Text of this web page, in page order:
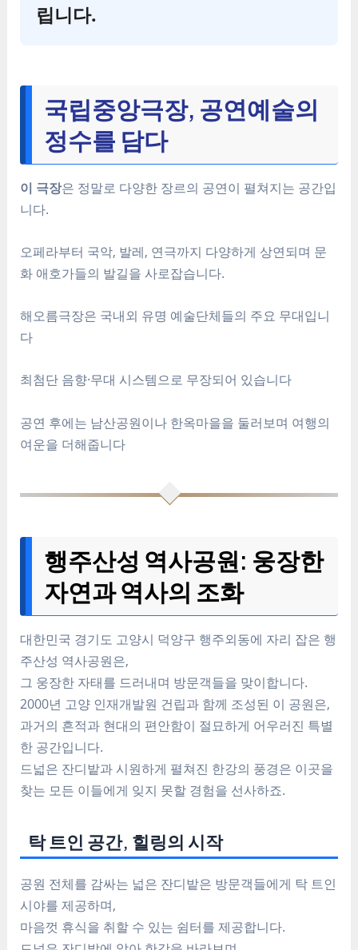
립니다.
국립중앙극장, 공연예술의
정수를 담다
이 극장은 정말로 다양한 장르의 공연이 펼쳐지는 공간입
니다.
오페라부터 국악, 발레, 연극까지 다양하게 상연되며 문
화 애호가들의 발길을 사로잡습니다.
해오름극장은 국내외 유명 예술단체들의 주요 무대입니
다
최첨단 음향·무대 시스템으로 무장되어 있습니다
공연 후에는 남산공원이나 한옥마을을 둘러보며 여행의
여운을 더해줍니다
행주산성 역사공원: 웅장한
자연과 역사의 조화
대한민국 경기도 고양시 덕양구 행주외동에 자리 잡은 행
주산성 역사공원은,
그 웅장한 자태를 드러내며 방문객들을 맞이합니다.
2000년 고양 인재개발원 건립과 함께 조성된 이 공원은,
과거의 흔적과 현대의 편안함이 절묘하게 어우러진 특별
한 공간입니다.
드넓은 잔디밭과 시원하게 펼쳐진 한강의 풍경은 이곳을
찾는 모든 이들에게 잊지 못할 경험을 선사하죠.
탁 트인 공간, 힐링의 시작
공원 전체를 감싸는 넓은 잔디밭은 방문객들에게 탁 트인
시야를 제공하며,
마음껏 휴식을 취할 수 있는 쉼터를 제공합니다.